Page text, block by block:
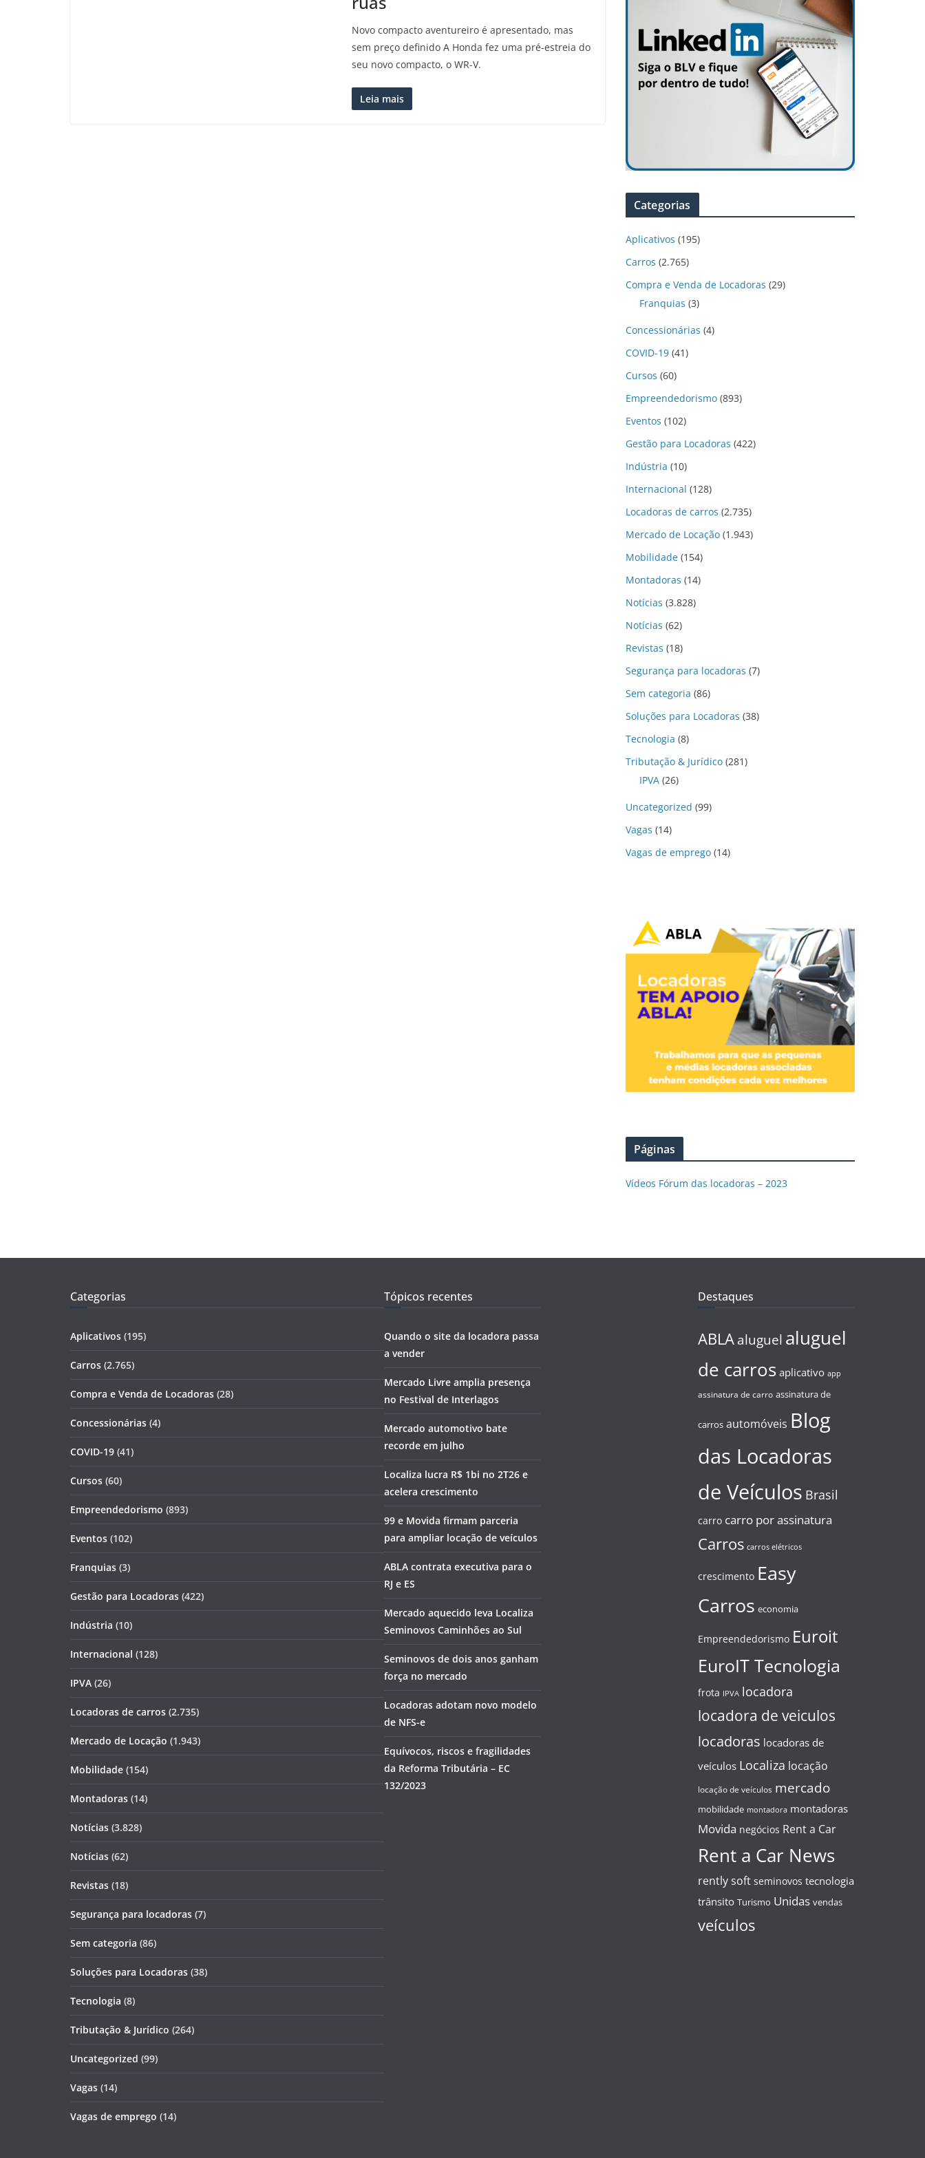
Novo compacto aventureiro é apresentado, mas
sem preço definido A Honda fez uma pré-estreia do
seu novo compacto, o WR-V.
Leia mais
Categorias
Aplicativos (195)
Carros (2.765)
Compra e Venda de Locadoras (29)
Franquias (3)
Concessionárias (4)
COVID-19 (41)
Cursos (60)
Empreendedorismo (893)
Eventos (102)
Gestão para Locadoras (422)
Indústria (10)
Internacional (128)
Locadoras de carros (2.735)
Mercado de Locação (1.943)
Mobilidade (154)
Montadoras (14)
Notícias (3.828)
Notícias (62)
Revistas (18)
Segurança para locadoras (7)
Sem categoria (86)
Soluções para Locadoras (38)
Tecnologia (8)
Tributação & Jurídico (281)
IPVA (26)
Uncategorized (99)
Vagas (14)
Vagas de emprego (14)
Páginas
Vídeos Fórum das locadoras – 2023
Categorias
Aplicativos (195)
Carros (2.765)
Compra e Venda de Locadoras (28)
Concessionárias (4)
COVID-19 (41)
Cursos (60)
Empreendedorismo (893)
Eventos (102)
Franquias (3)
Gestão para Locadoras (422)
Indústria (10)
Internacional (128)
IPVA (26)
Locadoras de carros (2.735)
Mercado de Locação (1.943)
Mobilidade (154)
Montadoras (14)
Notícias (3.828)
Notícias (62)
Revistas (18)
Segurança para locadoras (7)
Sem categoria (86)
Soluções para Locadoras (38)
Tecnologia (8)
Tributação & Jurídico (264)
Uncategorized (99)
Vagas (14)
Vagas de emprego (14)
Tópicos recentes
Quando o site da locadora passa
a vender
Mercado Livre amplia presença
no Festival de Interlagos
Mercado automotivo bate
recorde em julho
Localiza lucra R$ 1bi no 2T26 e
acelera crescimento
99 e Movida firmam parceria
para ampliar locação de veículos
ABLA contrata executiva para o
RJ e ES
Mercado aquecido leva Localiza
Seminovos Caminhões ao Sul
Seminovos de dois anos ganham
força no mercado
Locadoras adotam novo modelo
de NFS-e
Equívocos, riscos e fragilidades
da Reforma Tributária – EC
132/2023
Destaques
ABLA aluguel aluguel
de carros aplicativo app
assinatura de carro assinatura de
carros automóveis Blog
das Locadoras
de Veículos Brasil
carro carro por assinatura
Carros carros elétricos
crescimento Easy
Carros economia
Empreendedorismo Euroit
EuroIT Tecnologia
frota IPVA locadora
locadora de veiculos
locadoras locadoras de
veículos Localiza locação
locação de veículos mercado
mobilidade montadora montadoras
Movida negócios Rent a Car
Rent a Car News
rently soft seminovos tecnologia
trânsito Turismo Unidas vendas
veículos